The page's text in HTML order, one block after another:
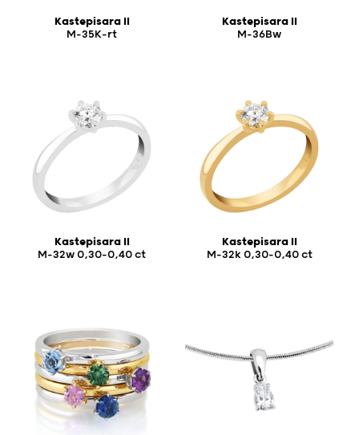
Kastepisara II
M-35K-rt
Kastepisara II
M-36Bw
Kastepisara II
M-32w 0,30-0,40 ct
Kastepisara II
M-32k 0,30-0,40 ct